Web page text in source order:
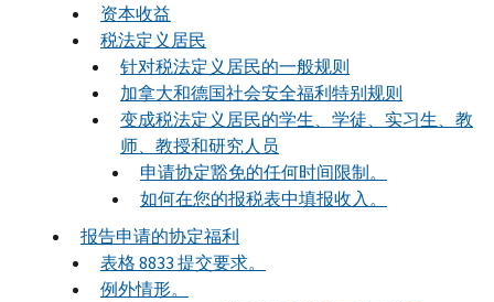
资本收益
税法定义居民
针对税法定义居民的一般规则
加拿大和德国社会安全福利特别规则
变成税法定义居民的学生、学徒、实习生、教
师、教授和研究人员
申请协定豁免的任何时间限制。
如何在您的报税表中填报收入。
报告申请的协定福利
表格 8833 提交要求。
例外情形。